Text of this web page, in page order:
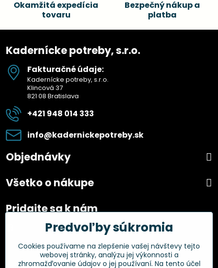
Okamžitá expedícia
tovaru
Bezpečný nákup a
platba
Kadernícke potreby, s.r.o.
Fakturačné údaje:
Kadernícke potreby, s.r.o.
Klincová 37
821 08 Bratislava
+421 948 014 333
info​@kadernickepotreby​.sk
Objednávky
Všetko o nákupe
Pridajte sa k nám
Facebook
Overené zákazníkmi
Predvoľby súkromia
Cookies používame na zlepšenie vašej návštevy tejto
webovej stránky, analýzu jej výkonnosti a
zhromažďovanie údajov o jej používaní. Na tento účel